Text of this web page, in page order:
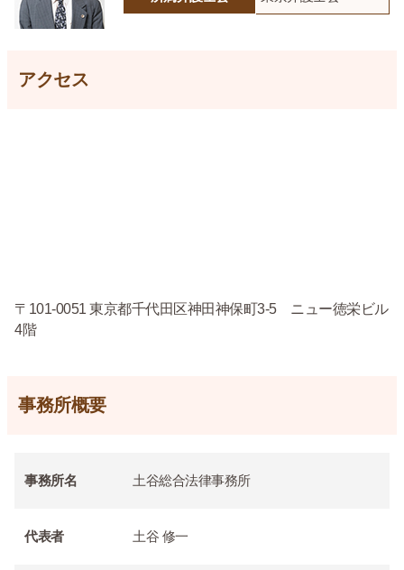
アクセス
〒101-0051 東京都千代田区神田神保町3-5 ニュー徳栄ビル
4階
事務所概要
事務所名 土谷総合法律事務所
代表者 土谷 修一